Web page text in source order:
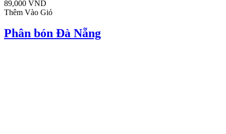
89,000 VND
Thêm Vào Giỏ
Phân bón Đà Nẵng